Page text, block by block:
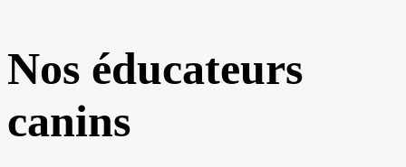
Nos éducateurs
canins